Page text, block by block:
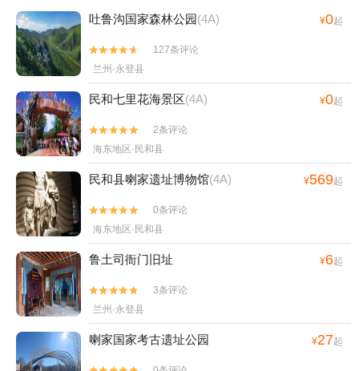
吐鲁沟国家森林公园(4A) ¥0起


127条评论
兰州·永登县
民和七里花海景区(4A) ¥0起


2条评论
海东地区·民和县
民和县喇家遗址博物馆(4A) ¥569起


0条评论
海东地区·民和县
鲁土司衙门旧址 ¥6起


3条评论
兰州·永登县
喇家国家考古遗址公园 ¥27起